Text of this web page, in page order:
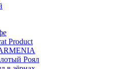
Product
Роял